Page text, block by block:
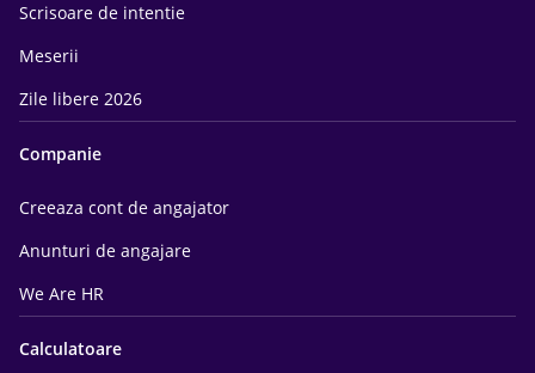
Scrisoare de intentie
Meserii
Zile libere 2026
Companie
Creeaza cont de angajator
Anunturi de angajare
We Are HR
Calculatoare